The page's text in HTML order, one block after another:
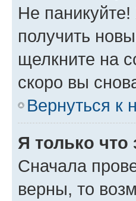
Не
получить
щелкните на
скоро вы
Вернуться к
Я только что
Сначала
верны, то